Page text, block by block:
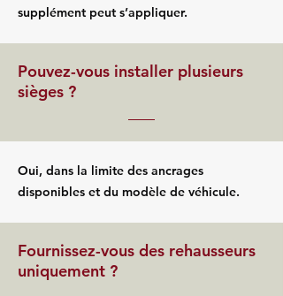
supplément peut s’appliquer.
Pouvez-vous installer plusieurs
sièges ?
Oui, dans la limite des ancrages
disponibles et du modèle de véhicule.
Fournissez-vous des rehausseurs
uniquement ?